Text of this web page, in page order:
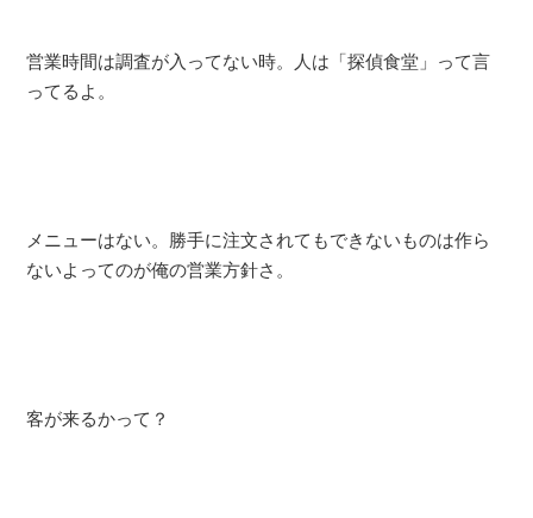
営業時間は調査が入ってない時。人は「探偵食堂」って言
ってるよ。
メニューはない。勝手に注文されてもできないものは作ら
ないよってのが俺の営業方針さ。
客が来るかって？